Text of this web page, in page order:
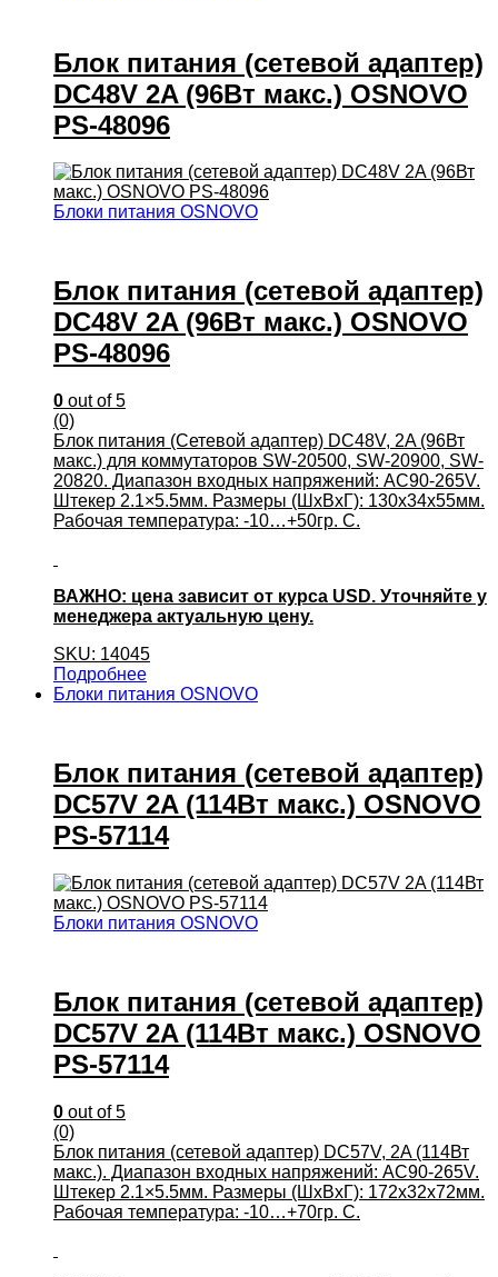
Блок питания (сетевой адаптер)
DC48V 2A (96Вт макс.) OSNOVO
PS-48096
Блоки питания OSNOVO
Блок питания (сетевой адаптер)
DC48V 2A (96Вт макс.) OSNOVO
PS-48096
0 out of 5
(0)
Блок питания (Сетевой адаптер) DC48V, 2A (96Вт
макс.) для коммутаторов SW-20500, SW-20900, SW-
20820. Диапазон входных напряжений: AC90-265V.
Штекер 2.1×5.5мм. Размеры (ШхВхГ): 130x34x55мм.
Рабочая температура: -10…+50гр. С.
ВАЖНО: цена зависит от курса USD. Уточняйте у
менеджера актуальную цену.
SKU: 14045
Подробнее
Блоки питания OSNOVO
Блок питания (сетевой адаптер)
DC57V 2A (114Вт макс.) OSNOVO
PS-57114
Блоки питания OSNOVO
Блок питания (сетевой адаптер)
DC57V 2A (114Вт макс.) OSNOVO
PS-57114
0 out of 5
(0)
Блок питания (сетевой адаптер) DC57V, 2A (114Вт
макс.). Диапазон входных напряжений: AC90-265V.
Штекер 2.1×5.5мм. Размеры (ШхВхГ): 172x32x72мм.
Рабочая температура: -10…+70гр. С.